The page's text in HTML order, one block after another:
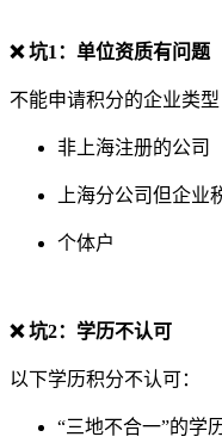
❌ 坑1：单位资质有问题
不能申请积分的企业类型
非上海注册的公司
上海分公司但企业
个体户
❌ 坑2：学历不认可
以下学历积分不认可：
“三地不合一”的学